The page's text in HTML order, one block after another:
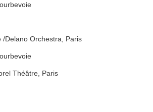
Delano Orchestra, Paris
Théâtre, Paris